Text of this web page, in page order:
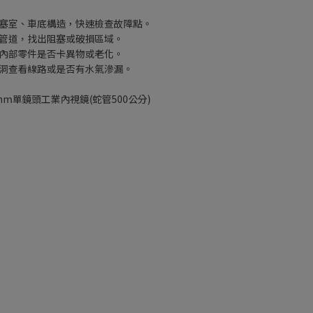
室、車底構造，快速檢查故障點。
道，找出阻塞或破損區域。
部零件是否卡異物或老化。
查看線路或是否有水氣滲漏。
單鏡頭工業內視鏡(蛇管500公分)